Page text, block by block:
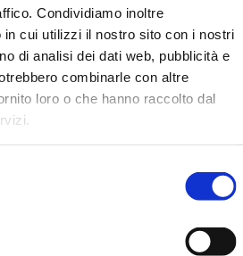
Condividiamo inoltre
in cui utilizzi il nostro sito con i nostri
di analisi dei dati web, pubblicità e
combinarle con altre
loro o che hanno raccolto dal
con noi